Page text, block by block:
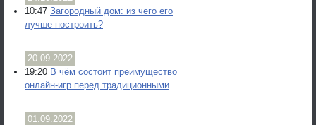
10:47 Загородный дом: из чего его
лучше построить?
20.09.2022
19:20 В чём состоит преимущество
онлайн-игр перед традиционными
01.09.2022